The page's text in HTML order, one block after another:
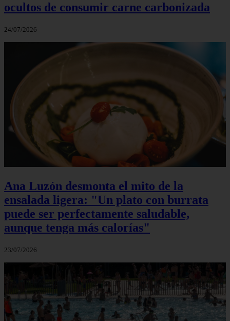
ocultos de consumir carne carbonizada
24/07/2026
Ana Luzón desmonta el mito de la
ensalada ligera: "Un plato con burrata
puede ser perfectamente saludable,
aunque tenga más calorías"
23/07/2026